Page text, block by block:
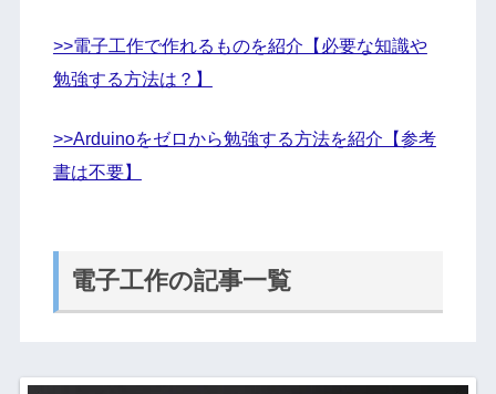
>>電子工作で作れるものを紹介【必要な知識や
勉強する方法は？】
>>Arduinoをゼロから勉強する方法を紹介【参考
書は不要】
電子工作の記事一覧